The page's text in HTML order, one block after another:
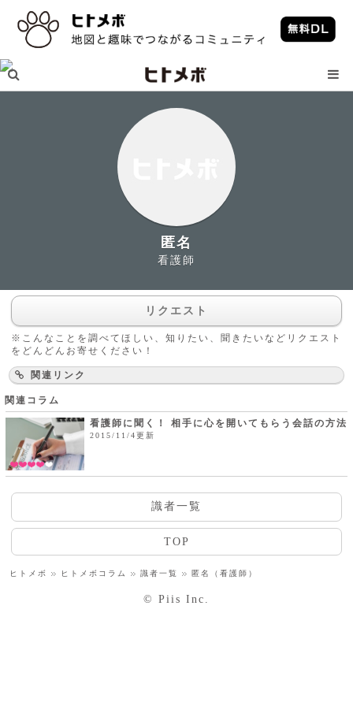
匿名
看護師
リクエスト
※こんなことを調べてほしい、知りたい、聞きたいなどリクエスト
をどんどんお寄せください！
関連リンク
関連コラム
看護師に聞く！ 相手に心を開いてもらう会話の方法
2015/11/4更新
識者一覧
TOP
ヒトメボ ヒトメボコラム 識者一覧 匿名（看護師）
© Piis Inc.